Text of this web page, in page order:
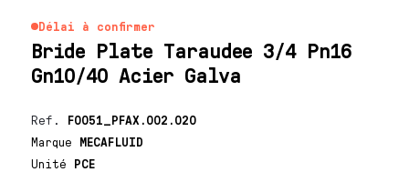
Délai à confirmer
Bride Plate Taraudee 3/4 Pn16
Gn10/40 Acier Galva
Ref. F0051_PFAX.002.020
Marque MECAFLUID
Unité PCE